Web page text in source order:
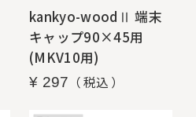
kankyo-woodⅡ 端末
キャップ90×45用
(MKV10用)
¥ 297 税込